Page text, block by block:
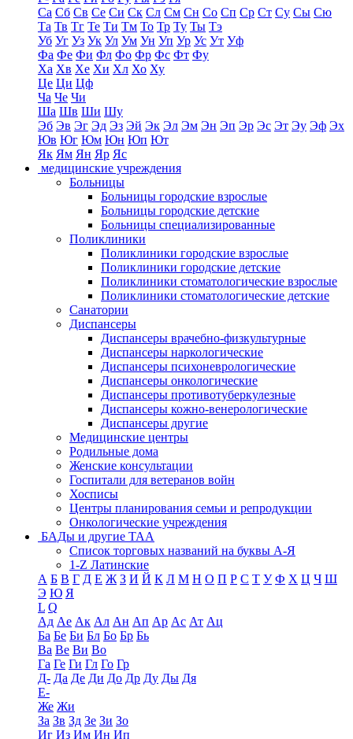
Са Сб Св Се Си Ск Сл См Сн Со Сп Ср Ст Су Сы Сю
Та Тв Тг Те Ти Тм То Тр Ту Ты Тэ
Уб Уг Уз Ук Ул Ум Ун Уп Ур Ус Ут Уф
Фа Фе Фи Фл Фо Фр Фс Фт Фу
Ха Хв Хе Хи Хл Хо Ху
Це Ци Цф
Ча Че Чи
Ша Шв Ши Шу
Эб Эв Эг Эд Эз Эй Эк Эл Эм Эн Эп Эр Эс Эт Эу Эф Эх
Юв Юг Юм Юн Юп Ют
Як Ям Ян Яр Яс
медицинские учреждения
Больницы
Больницы городские взрослые
Больницы городские детские
Больницы специализированные
Поликлиники
Поликлиники городские взрослые
Поликлиники городские детские
Поликлиники стоматологические взрослые
Поликлиники стоматологические детские
Санатории
Диспансеры
Диспансеры врачебно-физкультурные
Диспансеры наркологические
Диспансеры психоневрологические
Диспансеры онкологические
Диспансеры противотуберкулезные
Диспансеры кожно-венерологические
Диспансеры другие
Медицинские центры
Родильные дома
Женские консультации
Госпитали для ветеранов войн
Хосписы
Центры планирования семьи и репродукции
Онкологические учреждения
БАДы и другие ТАА
Список торговых названий на буквы А-Я
1-Z Латинские
А Б В Г Д Е Ж З И Й К Л М Н О П Р С Т У Ф Х Ц Ч Ш
Э Ю Я
L Q
Ад Ае Ак Ал Ан Ап Ар Ас Ат Ац
Ба Бе Би Бл Бо Бр Бь
Ва Ве Ви Во
Га Ге Ги Гл Го Гр
Д- Да Де Ди До Др Ду Ды Дя
Е-
Же Жи
За Зв Зд Зе Зи Зо
Иг Из Им Ин Ип